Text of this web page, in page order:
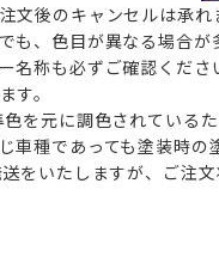
後のキャンセルは承れ
も、色目が異なる場合が
名称も必ずご確認くださ
す。
を元に調色されている
車種であっても塗装時
をいたしますが、ご注文